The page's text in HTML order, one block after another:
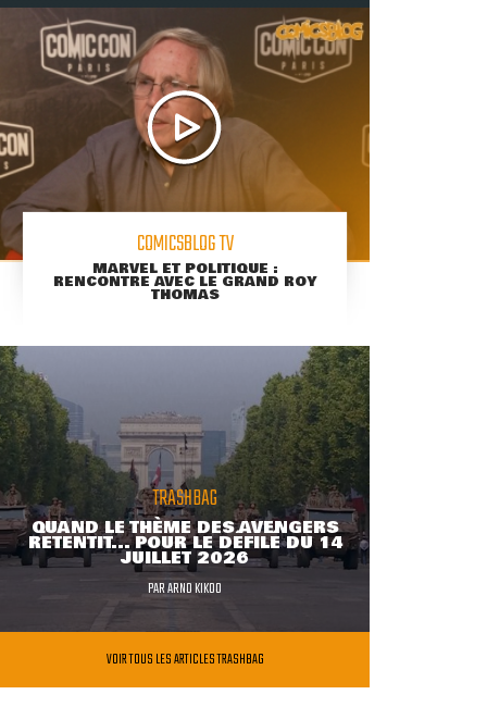
COMICSBLOG TV
MARVEL ET POLITIQUE :
RENCONTRE AVEC LE GRAND ROY
THOMAS
TRASHBAG
QUAND LE THÈME DES AVENGERS
RETENTIT... POUR LE DÉFILÉ DU 14
JUILLET 2026
PARARNO KIKOO
VOIR TOUS LES ARTICLES TRASHBAG